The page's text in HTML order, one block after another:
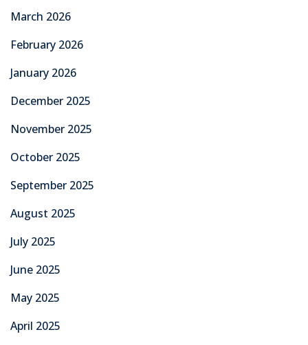
March 2026
February 2026
January 2026
December 2025
November 2025
October 2025
September 2025
August 2025
July 2025
June 2025
May 2025
April 2025